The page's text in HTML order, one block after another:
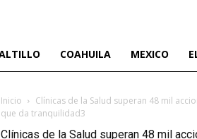
COAHUILA MEXICO
Inicio Clínicas de la Salud superan 48 mil
que da tranquilidad3
Clínicas de la Salud superan 48 mil